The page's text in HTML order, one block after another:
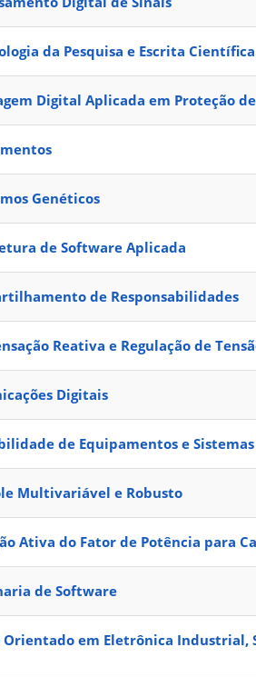
da Pesquisa e Escrita Científica
Digital Aplicada em Proteção
Genéticos
de Software Aplicada
de Responsabilidades
Reativa e Regulação de
Digitais
de Equipamentos e
Multivariável e Robusto
Ativa do Fator de Potência para
de Software
Orientado em Eletrônica Industrial,